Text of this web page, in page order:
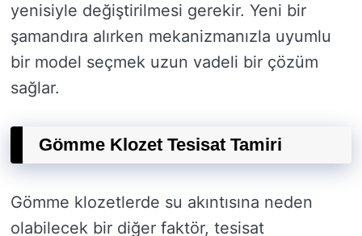
yenisiyle değiştirilmesi gerekir. Yeni bir
şamandıra alırken mekanizmanızla uyumlu
bir model seçmek uzun vadeli bir çözüm
sağlar.
Gömme Klozet Tesisat Tamiri
Gömme klozetlerde su akıntısına neden
olabilecek bir diğer faktör, tesisat